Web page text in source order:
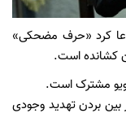
کرد «حرف مضحکی»
کشانده است.
مشترک است.
بردن تهدید وجودی